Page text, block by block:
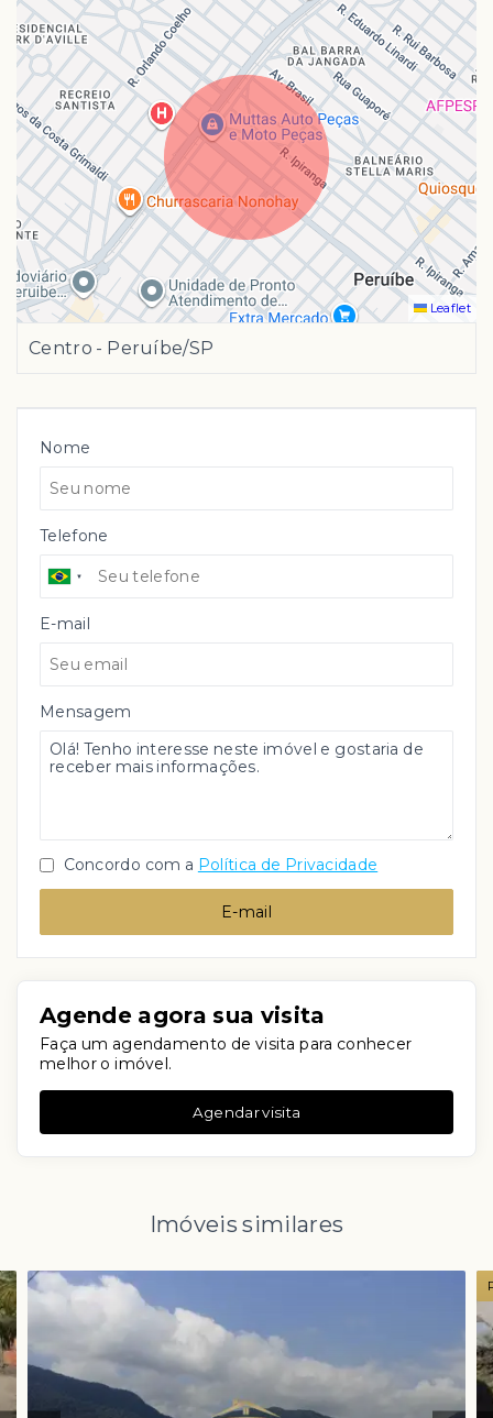
Nome
Telefone
E-mail
Mensagem
Concordo com a Política de Privacidade
E-mail
Agende agora sua visita
Faça um agendamento de visita para conhecer
melhor o imóvel.
Agendar visita
Leaflet
Centro - Peruíbe/SP
Imóveis similares